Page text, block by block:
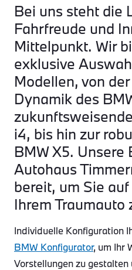
Bei uns steht die
Fahrfreude und
Mittelpunkt. Wir
exklusive
Modellen, von
Dynamik des
i4, bis hin zur
BMW X5. Unsere
Autohaus
bereit, um Sie
Ihrem Traumauto
Individuelle Konfiguration
BMW Konfigurator, um Ihr
Vorstellungen zu gestalten